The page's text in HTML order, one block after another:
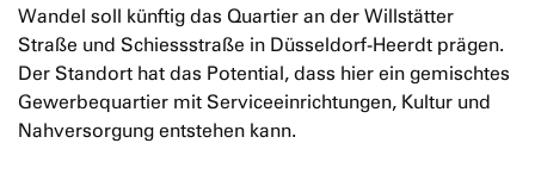
Wandel soll künftig das Quartier an der Willstätter
Straße und Schiessstraße in Düsseldorf-Heerdt prägen.
Der Standort hat das Potential, dass hier ein gemischtes
Gewerbequartier mit Serviceeinrichtungen, Kultur und
Nahversorgung entstehen kann.